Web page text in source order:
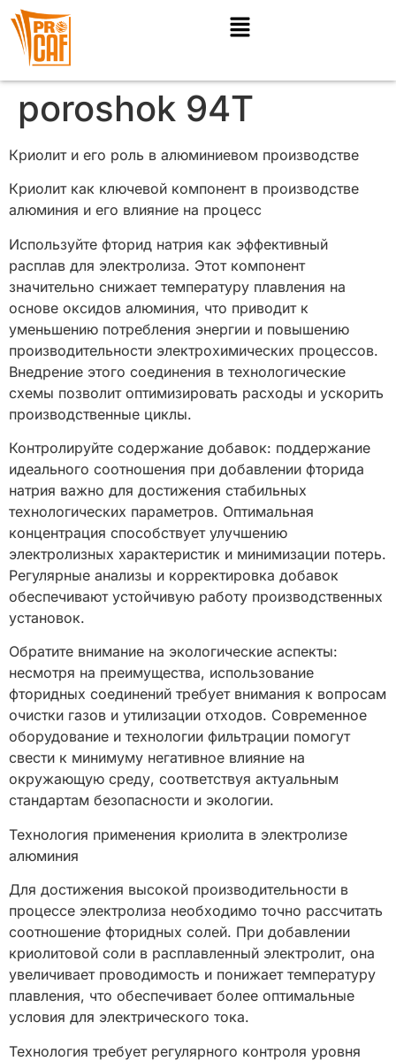
poroshok 94T
Криолит и его роль в алюминиевом производстве
Криолит как ключевой компонент в производстве
алюминия и его влияние на процесс
Используйте фторид натрия как эффективный
расплав для электролиза. Этот компонент
значительно снижает температуру плавления на
основе оксидов алюминия, что приводит к
уменьшению потребления энергии и повышению
производительности электрохимических процессов.
Внедрение этого соединения в технологические
схемы позволит оптимизировать расходы и ускорить
производственные циклы.
Контролируйте содержание добавок: поддержание
идеального соотношения при добавлении фторида
натрия важно для достижения стабильных
технологических параметров. Оптимальная
концентрация способствует улучшению
электролизных характеристик и минимизации потерь.
Регулярные анализы и корректировка добавок
обеспечивают устойчивую работу производственных
установок.
Обратите внимание на экологические аспекты:
несмотря на преимущества, использование
фторидных соединений требует внимания к вопросам
очистки газов и утилизации отходов. Современное
оборудование и технологии фильтрации помогут
свести к минимуму негативное влияние на
окружающую среду, соответствуя актуальным
стандартам безопасности и экологии.
Технология применения криолита в электролизе
алюминия
Для достижения высокой производительности в
процессе электролиза необходимо точно рассчитать
соотношение фторидных солей. При добавлении
криолитовой соли в расплавленный электролит, она
увеличивает проводимость и понижает температуру
плавления, что обеспечивает более оптимальные
условия для электрического тока.
Технология требует регулярного контроля уровня